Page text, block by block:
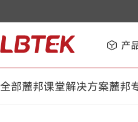
产
全部麓邦课堂解决方案麓邦